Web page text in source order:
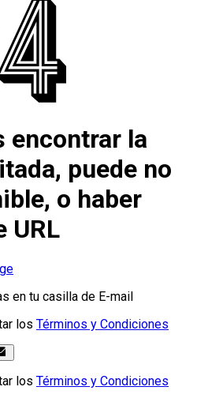
encontrar la
puede no
o haber
URL
en tu casilla de E-mail
los Términos y Condiciones
los Términos y Condiciones